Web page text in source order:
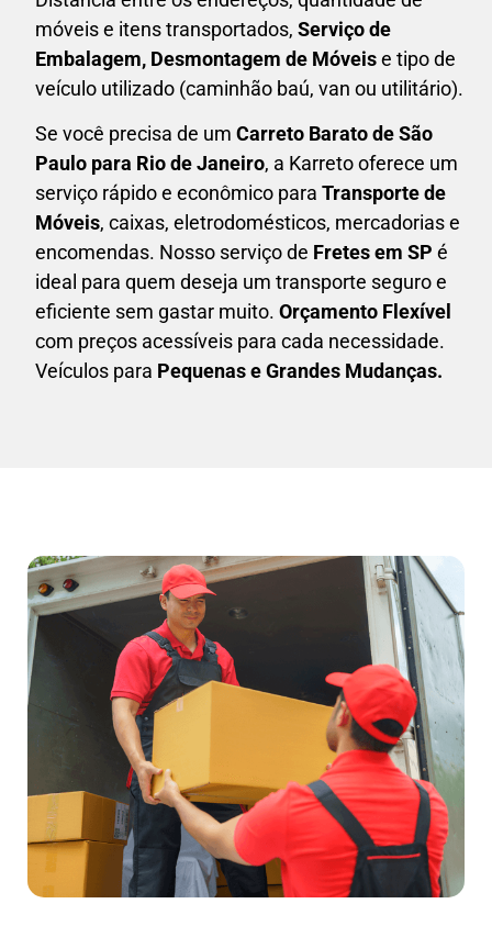
móveis e itens transportados, Serviço de
Embalagem, Desmontagem de Móveise tipo de
veículo utilizado (caminhão baú, van ou utilitário).
Se você precisa de um Carreto Baratode São
Paulo para Rio de Janeiro, a Karreto oferece um
serviço rápido e econômico para Transporte de
Móveis, caixas, eletrodomésticos, mercadorias e
encomendas. Nosso serviço de Fretes em SP é
ideal para quem deseja um transporte seguro e
eficiente sem gastar muito. Orçamento Flexível
com preços acessíveis para cada necessidade.
Veículos para Pequenas e Grandes Mudanças.